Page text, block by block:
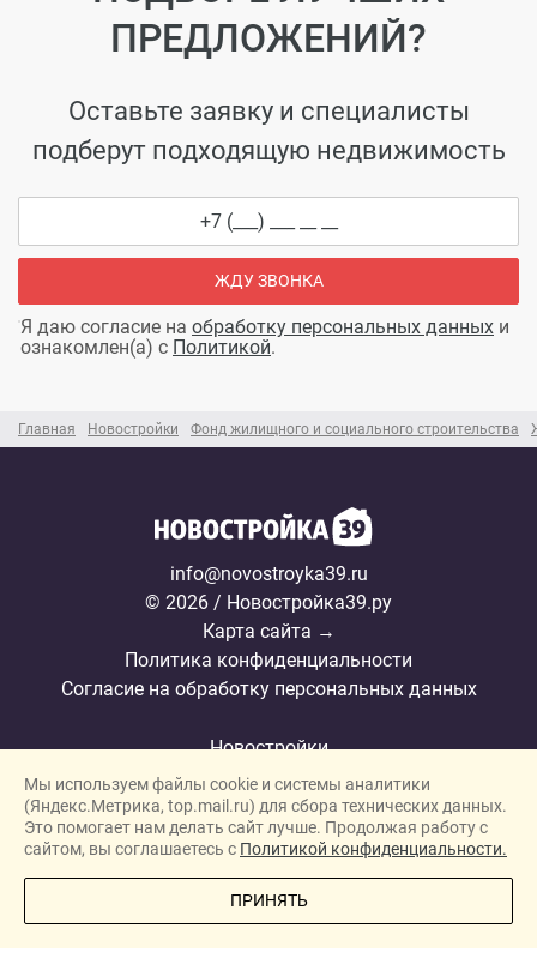
Главная Новостройки Фонд жилищного и социального строительства
ПРЕДЛОЖЕНИЙ?
Оставьте заявку и специалисты
подберут подходящую недвижимость
ЖДУ ЗВОНКА
Я даю согласие на обработку персональных данных и
ознакомлен(а) с Политикой.
info@novostroyka39.ru
© 2026 / Новостройка39.ру
Карта сайта →
Политика конфиденциальности
Согласие на обработку персональных данных
Новостройки
Застройщики
Ипотека
Полезная информация
Видеообзоры ЖК
ПОЗВОНИТЕ МНЕ
Мы используем файлы cookie и системы аналитики
(Яндекс.Метрика, top.mail.ru) для сбора технических данных.
Это помогает нам делать сайт лучше. Продолжая работу с
сайтом, вы соглашаетесь с Политикой конфиденциальности.
ПРИНЯТЬ